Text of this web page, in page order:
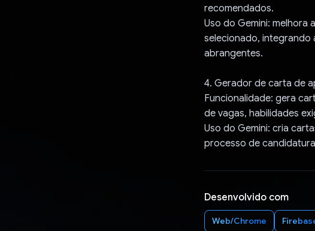
recomendados.
Uso do Gemini: melhora
selecionado, integrando
abrangentes.
4. Gerador de carta de
Funcionalidade: gera
de vagas, habilidades
Uso do Gemini: cria
processo de
Desenvolvido com
Web/Chrome